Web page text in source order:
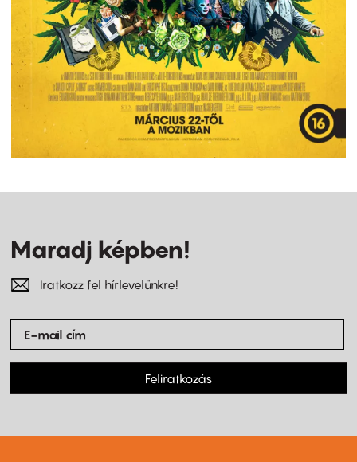
Maradj képben!
Iratkozz fel hírlevelünkre!
Feliratkozás